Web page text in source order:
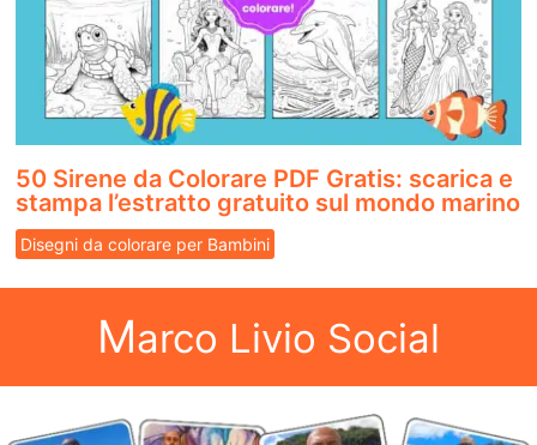
50 Sirene da Colorare PDF Gratis: scarica e
stampa l’estratto gratuito sul mondo marino
Disegni da colorare per Bambini
Marco Livio Social